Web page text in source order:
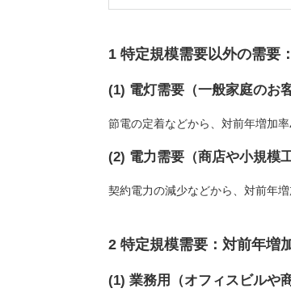
1 特定規模需要以外の需要
(1) 電灯需要（一般家庭のお
節電の定着などから、対前年増加率
(2) 電力需要（商店や小規模
契約電力の減少などから、対前年
2 特定規模需要：対前年増
(1) 業務用（オフィスビルや